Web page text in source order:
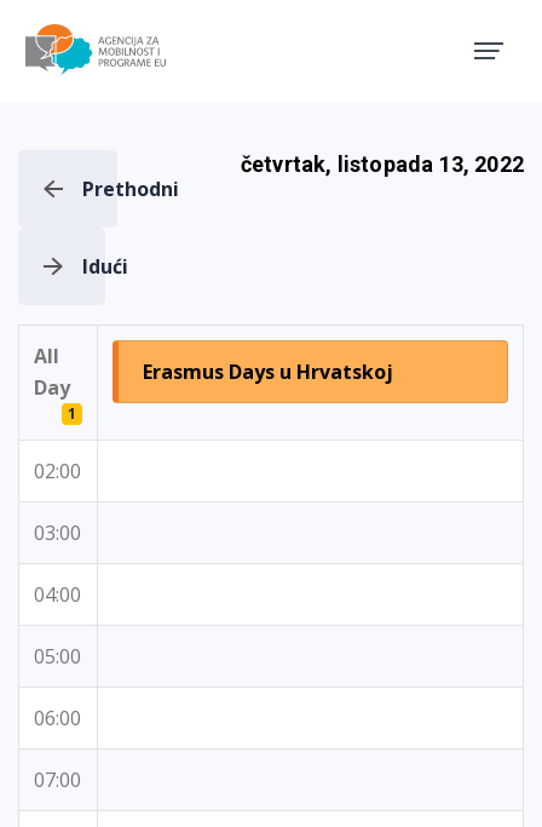
Prethodni
četvrtak, listopada 13, 2022
Idući
All
Day
1
Erasmus Days u Hrvatskoj
02:00
03:00
04:00
05:00
06:00
07:00